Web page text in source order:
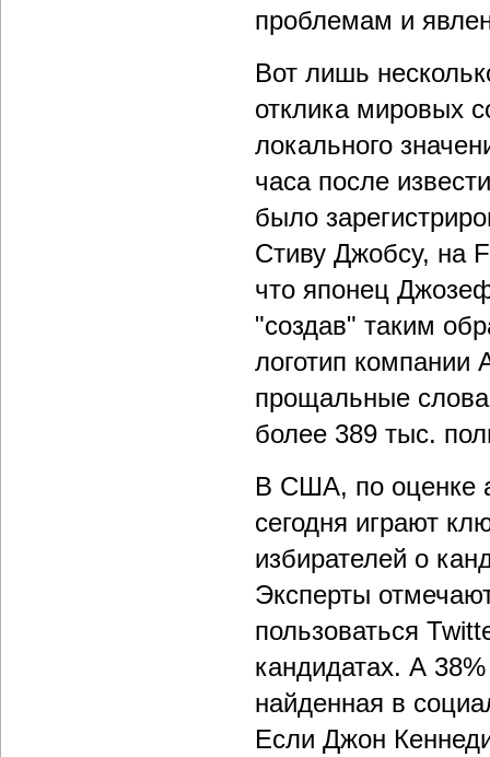
проблемам и
Вот лишь
отклика мировых
локального
часа после
было
Стиву Джобсу, на
что японец
"создав" таким
логотип компании
прощальные
более 389 тыс.
В США, по оценке
сегодня играют
избирателей о
Эксперты
пользоваться
кандидатах. А
найденная в
Если Джон